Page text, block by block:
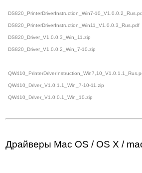
DS820_PrinterDriverInstruction_Win7-
DS820_PrinterDriverInstruction_Win11_V1.0.0.3_Rus.pdf
DS820_Driver_V1.0.0.3_Win_11.zip
DS820_Driver_V1.0.0.2_Win_7-10.zip
QW410_Driver_V1.0.1.1_Win_7-10-11.zip
QW410_Driver_V1.0.0.1_Win_10.zip
Драйверы Mac OS / OS X /